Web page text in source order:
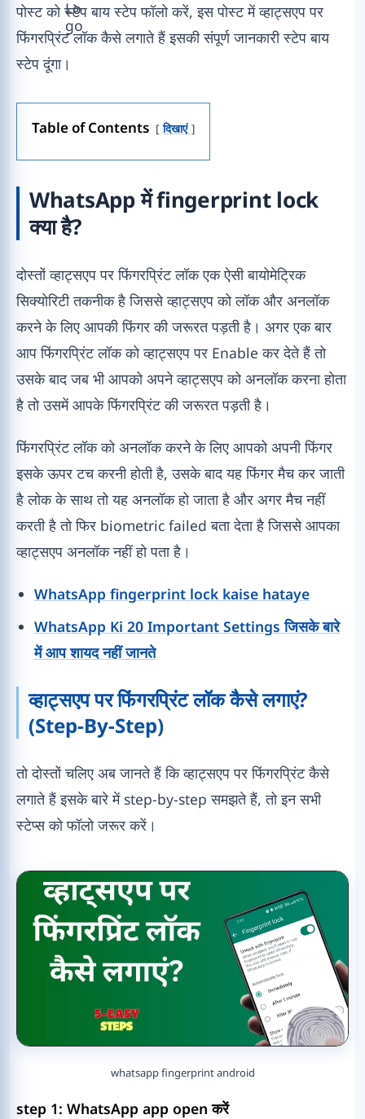
पोस्ट को स्टेप बाय स्टेप फॉलो करें, इस पोस्ट में व्हाट्सएप पर
फिंगरप्रिंट लॉक कैसे लगाते हैं इसकी संपूर्ण जानकारी स्टेप बाय
स्टेप दूंगा।
Table of Contents दिखाएं
WhatsApp में fingerprint lock
क्या है?
दोस्तों व्हाट्सएप पर फिंगरप्रिंट लॉक एक ऐसी बायोमेट्रिक
सिक्योरिटी तकनीक है जिससे व्हाट्सएप को लॉक और अनलॉक
करने के लिए आपकी फिंगर की जरूरत पड़ती है। अगर एक बार
आप फिंगरप्रिंट लॉक को व्हाट्सएप पर Enable कर देते हैं तो
उसके बाद जब भी आपको अपने व्हाट्सएप को अनलॉक करना होता
है तो उसमें आपके फिंगरप्रिंट की जरूरत पड़ती है।
फिंगरप्रिंट लॉक को अनलॉक करने के लिए आपको अपनी फिंगर
इसके ऊपर टच करनी होती है, उसके बाद यह फिंगर मैच कर जाती
है लोक के साथ तो यह अनलॉक हो जाता है और अगर मैच नहीं
करती है तो फिर biometric failed बता देता है जिससे आपका
व्हाट्सएप अनलॉक नहीं हो पता है।
WhatsApp fingerprint lock kaise hataye
WhatsApp Ki 20 Important Settings जिसके बारे
में आप शायद नहीं जानते
व्हाट्सएप पर फिंगरप्रिंट लॉक कैसे लगाएं?
(Step-By-Step)
तो दोस्तों चलिए अब जानते हैं कि व्हाट्सएप पर फिंगरप्रिंट कैसे
लगाते हैं इसके बारे में step-by-step समझते हैं, तो इन सभी
स्टेप्स को फॉलो जरूर करें।
whatsapp fingerprint android
step 1: WhatsApp app open करें